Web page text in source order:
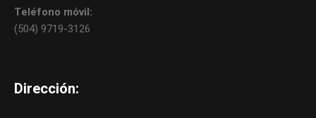
Teléfono móvil:
(504) 9719-3126
Dirección: